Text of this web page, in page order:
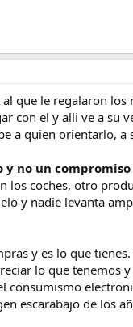
que le regalaron
con el y alli ve a
a quien orientarlo,
no un
los coches, otro
y nadie levanta
y es lo que tienes.
lo que tenemos
consumismo
escarabajo de los